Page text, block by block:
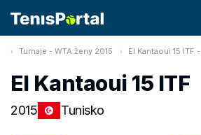
Turnaje - WTA ženy 2015 El Kantaoui 15 ITF
El Kantaoui 15 ITF
2015 Tunisko